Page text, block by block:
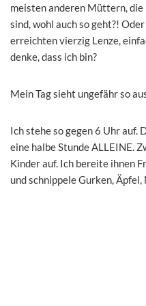
meisten anderen Müttern,
sind, wohl auch so geht?!
erreichten vierzig Lenze,
denke, dass ich bin?
Mein Tag sieht ungefähr so
Ich stehe so gegen 6 Uhr auf.
eine halbe Stunde ALLEINE.
Kinder auf. Ich bereite ihnen
und schnippele Gurken,